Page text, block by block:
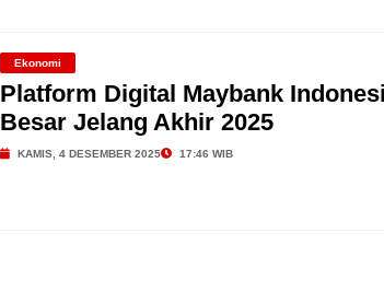
Ekonomi
Platform Digital Maybank
Besar Jelang Akhir 2025
KAMIS, 4 DESEMBER 2025 17:46 WIB